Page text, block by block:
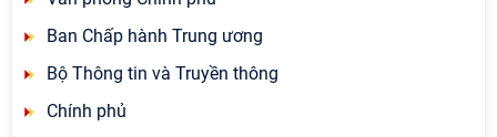
Ban Chấp hành Trung ương
Bộ Thông tin và Truyền thông
Chính phủ